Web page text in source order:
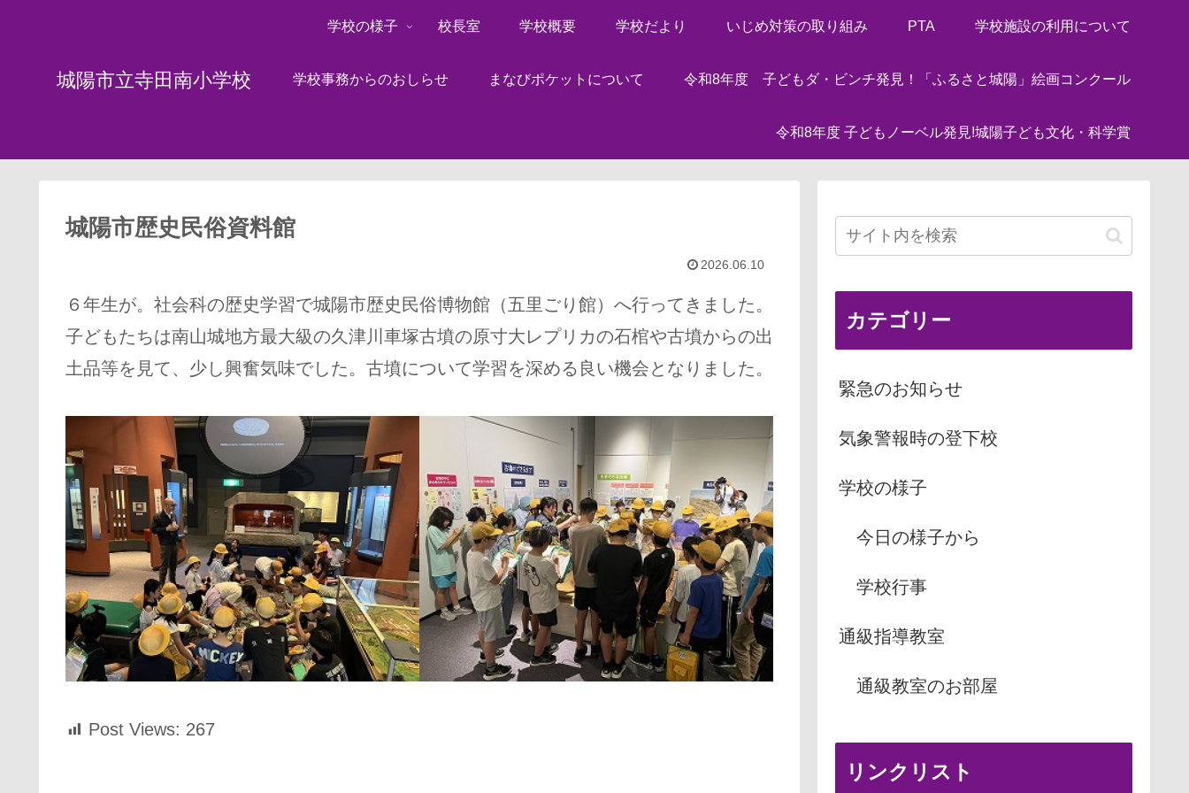
城陽市立寺田南小学校
学校の様子 校長室 学校概要 学校だより いじめ対策の取り組み PTA 学校施設の利用について
学校事務からのおしらせ まなびポケットについて 令和8年度 子どもダ・ビンチ発見！「ふるさと城陽」絵画コンクール
令和8年度 子どもノーベル発見!城陽子ども文化・科学賞
城陽市歴史民俗資料館
2026.06.10
６年生が。社会科の歴史学習で城陽市歴史民俗博物館（五里ごり館）へ行ってきました。
子どもたちは南山城地方最大級の久津川車塚古墳の原寸大レプリカの石棺や古墳からの出
土品等を見て、少し興奮気味でした。古墳について学習を深める良い機会となりました。
Post Views: 267
カテゴリー
緊急のお知らせ
気象警報時の登下校
学校の様子
今日の様子から
学校行事
通級指導教室
通級教室のお部屋
リンクリスト